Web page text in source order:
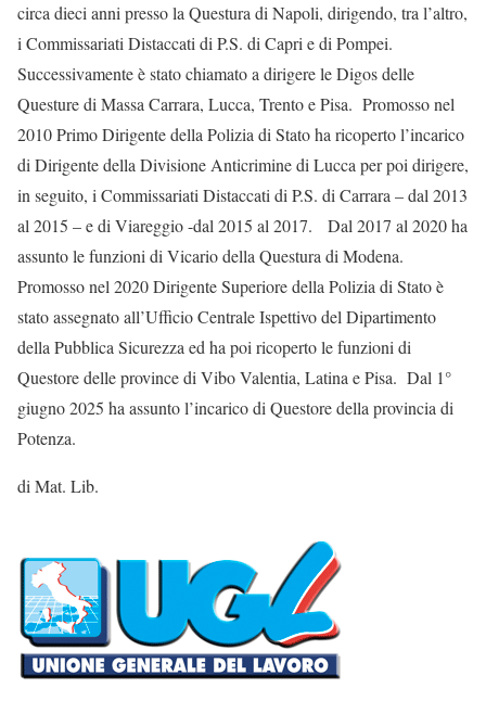
circa dieci anni presso la Questura di Napoli, dirigendo, tra l’altro,
i Commissariati Distaccati di P.S. di Capri e di Pompei.
Successivamente è stato chiamato a dirigere le Digos delle
Questure di Massa Carrara, Lucca, Trento e Pisa. Promosso nel
2010 Primo Dirigente della Polizia di Stato ha ricoperto l’incarico
di Dirigente della Divisione Anticrimine di Lucca per poi dirigere,
in seguito, i Commissariati Distaccati di P.S. di Carrara – dal 2013
al 2015 – e di Viareggio -dal 2015 al 2017. Dal 2017 al 2020 ha
assunto le funzioni di Vicario della Questura di Modena.
Promosso nel 2020 Dirigente Superiore della Polizia di Stato è
stato assegnato all’Ufficio Centrale Ispettivo del Dipartimento
della Pubblica Sicurezza ed ha poi ricoperto le funzioni di
Questore delle province di Vibo Valentia, Latina e Pisa. Dal 1°
giugno 2025 ha assunto l’incarico di Questore della provincia di
Potenza.
di Mat. Lib.